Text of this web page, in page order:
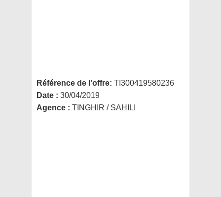
Référence de l’offre: TI300419580236
Date : 30/04/2019
Agence : TINGHIR / SAHILI